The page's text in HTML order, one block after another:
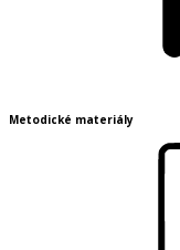
Metodické materiály